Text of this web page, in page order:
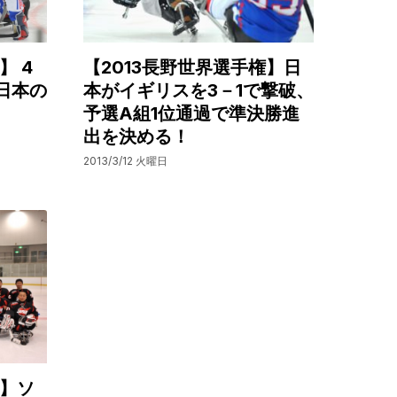
4
本の
【2013長野世界選手権】日
本がイギリスを3－1で撃破、
予選A組1位通過で準決勝進
出を決める！
2013/3/12 火曜日
ソ